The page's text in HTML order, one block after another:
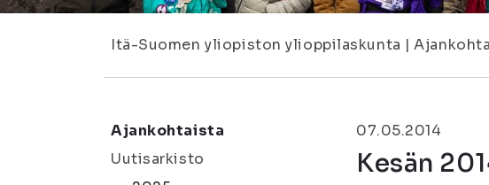
Itä-Suomen yliopiston ylioppilaskunta |
Ajankohtaista
Uutisarkisto
07.05.2014
Kesän